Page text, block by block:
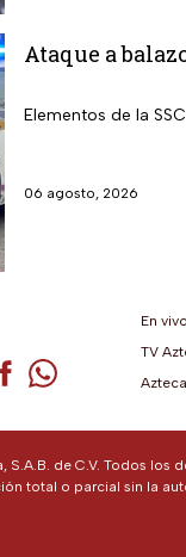
Ataque a
Elementos de la
06 agosto, 2026
(se abre en una
(se abre en una
(se abre en
de YouTube (se abre
de Telegram (se
Cuenta de
Cuenta de
En vivo
TV
S.A.B. de C.V. Todos los
total o parcial sin la